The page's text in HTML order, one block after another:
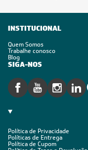
INSTITUCIONAL
Quem Somos
Trabalhe conosco
Blog
SIGA-NOS
Política de Privacidade
Políticas de Entrega
Política de Cupom